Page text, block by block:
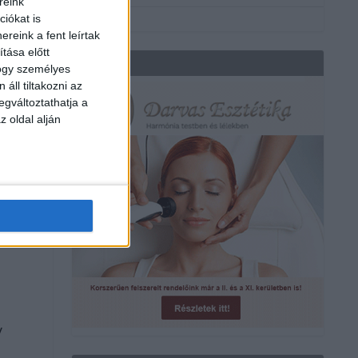
is
a fent leírtak
előtt
személyes
áll tiltakozni az
a
oldal alján